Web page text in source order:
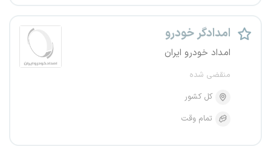
امدادگر خودرو
امداد خودرو ایران
منقضی شده
کل کشور
تمام وقت